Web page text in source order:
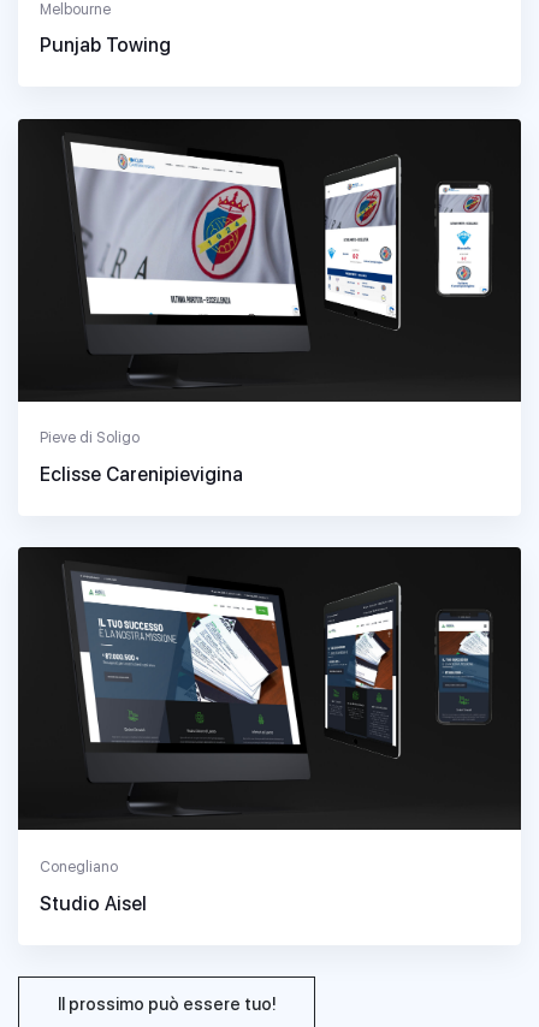
Melbourne
Punjab Towing
Pieve di Soligo
Eclisse Carenipievigina
Conegliano
Studio Aisel
Il prossimo può essere tuo!